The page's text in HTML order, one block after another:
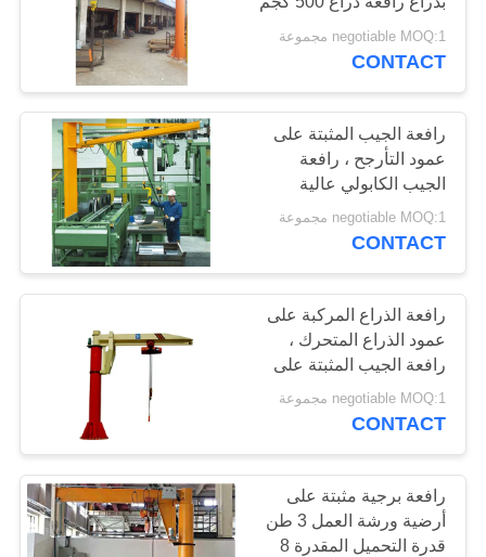
معلومات
جولة
المعمل
مراقبة
الجودة
اتصل
اطلب
اقتباس
موثوقة
negotiable MOQ:1 مجموعة
CONTACT
رافعة الجيب المثبتة على
عمود التأرجح ، رافعة
الجيب الكابولي عالية
الاستقرار
negotiable MOQ:1 مجموعة
CONTACT
رافعة الذراع المركبة على
عمود الذراع المتحرك ،
رافعة الجيب المثبتة على
السلامة العالية
negotiable MOQ:1 مجموعة
CONTACT
رافعة برجية مثبتة على
أرضية ورشة العمل 3 طن
قدرة التحميل المقدرة 8